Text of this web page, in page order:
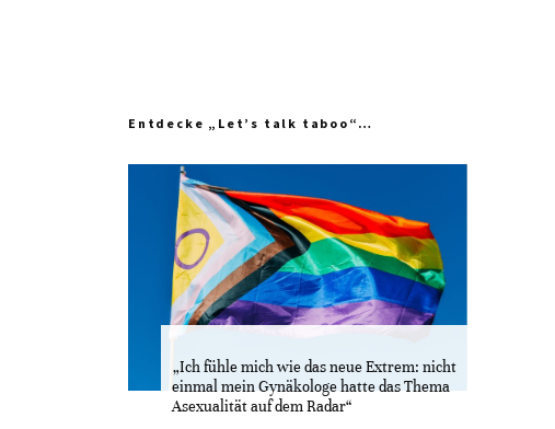
Entdecke „Let’s talk taboo“…
„Ich fühle mich wie das neue Extrem: nicht
einmal mein Gynäkologe hatte das Thema
Asexualität auf dem Radar“